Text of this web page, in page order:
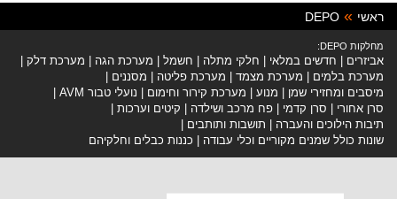
ראשי DEPO
מחלקות DEPO:
אביזרים חדשים במלאי חלקי מתלה חשמל מערכת הגה
מערכת דלק
מערכת בלמים
מערכת מצמד מערכת פליטה
מסננים
מיסבים ומחזירי שמן
מנוע מערכת קירור וחימום
נועלי טבור AVM
סרן אחורי
סרן קדמי פח מרכב ושילדה
קיטים וערכות
תיבות הילוכים והעברה
תושבות ותותבים
שונות כולל שמנים מקוריים וכלי עבודה
כננות כבלים וחלקיהם